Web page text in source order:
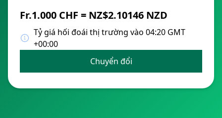
Fr.1.000 CHF = NZ$2.10146 NZD
Tỷ giá hối đoái thị trường vào 04:20 GMT
+00:00
Chuyển đổi